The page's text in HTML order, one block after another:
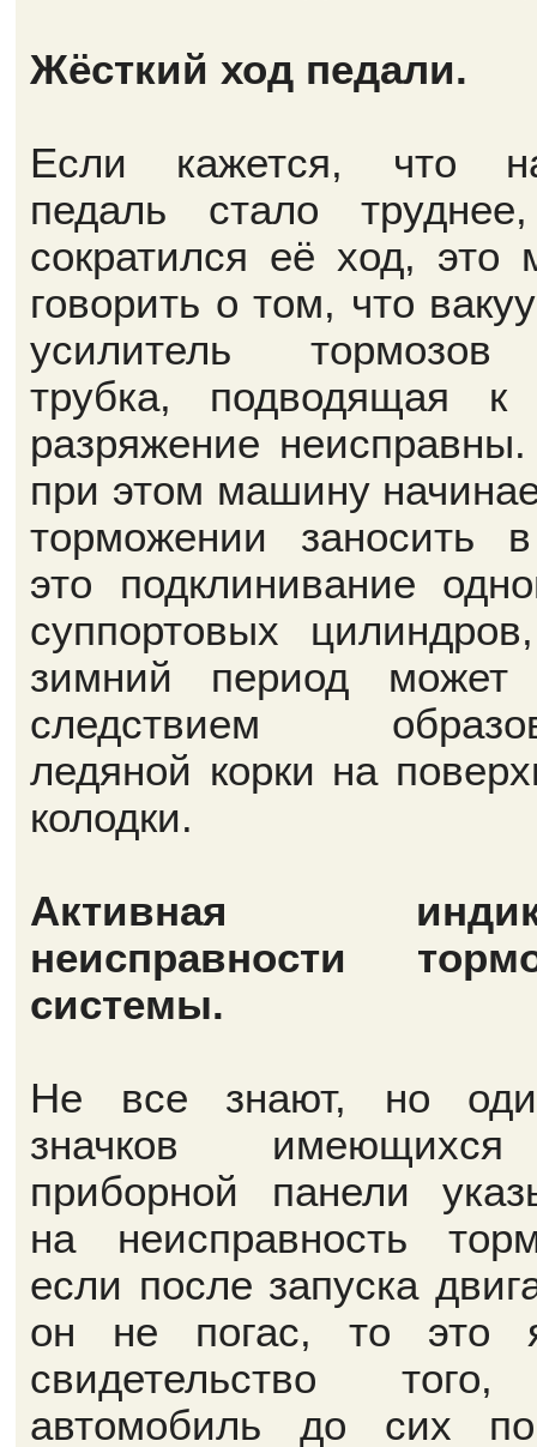
Жёсткий ход педали.
Если кажется, что
педаль стало
сократился её ход, это
говорить о том, что
усилитель
трубка, подводящая к
разряжение
при этом машину
торможении заносить
это подклинивание
суппортовых
зимний период может
следствием
ледяной корки на
колодки.
Активная
неисправности
системы.
Не все знают, но
значков
приборной панели
на неисправность
если после запуска
он не погас, то это
свидетельство
автомобиль до сих